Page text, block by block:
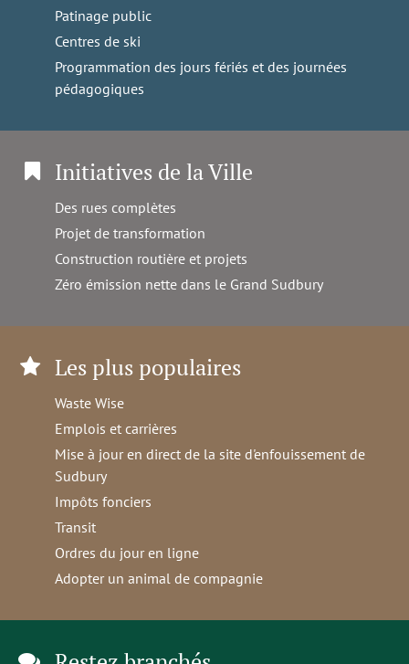
Patinage public
Centres de ski
Programmation des jours fériés et des journées
pédagogiques
Initiatives de la Ville
Des rues complètes
Projet de transformation
Construction routière et projets
Zéro émission nette dans le Grand Sudbury
Les plus populaires
Waste Wise
Emplois et carrières
Mise à jour en direct de la site d'enfouissement de
Sudbury
Impôts fonciers
Transit
Ordres du jour en ligne
Adopter un animal de compagnie